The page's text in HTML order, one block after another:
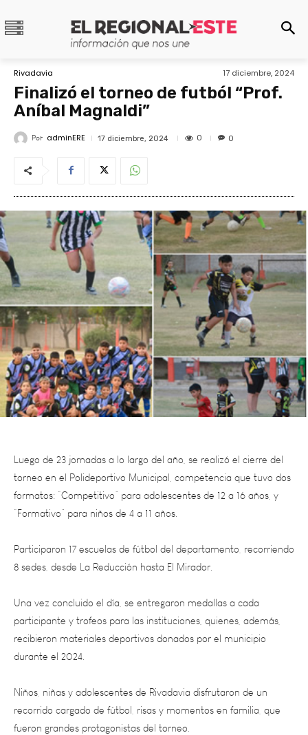
Rivadavia 17 diciembre, 2024
Finalizó el torneo de futból “Prof.
Aníbal Magnaldi”
Por adminERE 17 diciembre, 2024 0 0
Luego de 23 jornadas a lo largo del año, se realizó el cierre del
torneo en el Polideportivo Municipal, competencia que tuvo dos
formatos: “Competitivo” para adolescentes de 12 a 16 años, y
“Formativo” para niños de 4 a 11 años.
Participaron 17 escuelas de fútbol del departamento, recorriendo
8 sedes, desde La Reducción hasta El Mirador.
Una vez concluido el día, se entregaron medallas a cada
participante y trofeos para las instituciones, quienes, además,
recibieron materiales deportivos donados por el municipio
durante el 2024.
Niños, niñas y adolescentes de Rivadavia disfrutaron de un
recorrido cargado de fútbol, risas y momentos en familia, que
fueron grandes protagonistas del torneo.